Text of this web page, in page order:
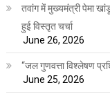
तवांग में मुख्यमंत्री पेमा
हुई विस्तृत चर्चा
June 26, 2026
“जल गुणवत्ता विश्लेषण
June 25, 2026